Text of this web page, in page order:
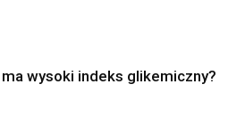
wysoki indeks glikemiczny?